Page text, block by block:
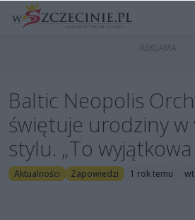
Baltic Neopolis
świętuje urodziny w
stylu. „To wyjątkowa
Aktualności Zapowiedzi 1 rok temu